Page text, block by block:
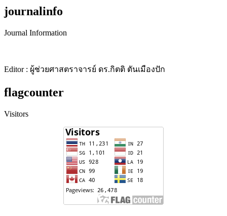
journalinfo
Journal Information
Editor : ผู้ช่วยศาสตราจารย์ ดร.กิตติ ตันเมืองปัก
flagcounter
Visitors